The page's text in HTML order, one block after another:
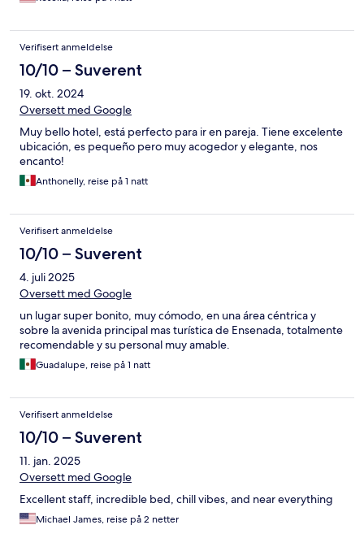
Verifisert anmeldelse
10/10 – Suverent
19. okt. 2024
Oversett med Google
Muy bello hotel, está perfecto para ir en pareja. Tiene excelente
ubicación, es pequeño pero muy acogedor y elegante, nos
encanto!
Anthonelly, reise på 1 natt
Verifisert anmeldelse
10/10 – Suverent
4. juli 2025
Oversett med Google
un lugar super bonito, muy cómodo, en una área céntrica y
sobre la avenida principal mas turística de Ensenada, totalmente
recomendable y su personal muy amable.
Guadalupe, reise på 1 natt
Verifisert anmeldelse
10/10 – Suverent
11. jan. 2025
Oversett med Google
Excellent staff, incredible bed, chill vibes, and near everything
Michael James, reise på 2 netter